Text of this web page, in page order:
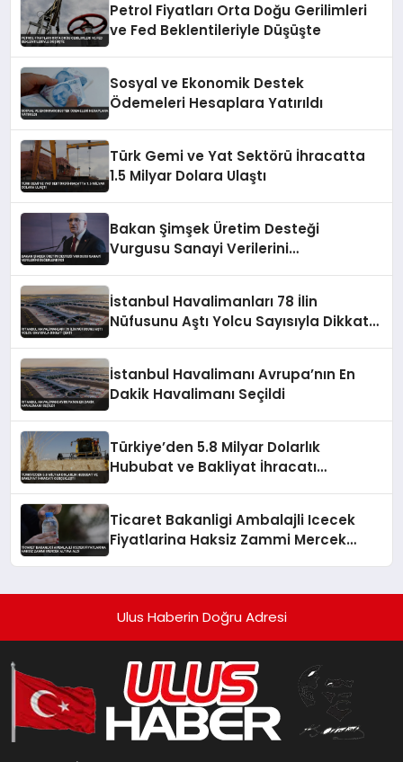
Petrol Fiyatları Orta Doğu Gerilimleri
ve Fed Beklentileriyle Düşüşte
Sosyal ve Ekonomik Destek
Ödemeleri Hesaplara Yatırıldı
Türk Gemi ve Yat Sektörü İhracatta
1.5 Milyar Dolara Ulaştı
Bakan Şimşek Üretim Desteği
Vurgusu Sanayi Verilerini
İstanbul Havalimanları 78 İlin
Nüfusunu Aştı Yolcu Sayısıyla Dikkat
İstanbul Havalimanı Avrupa’nın En
Dakik Havalimanı Seçildi
Türkiye’den 5.8 Milyar Dolarlık
Hububat ve Bakliyat İhracatı
Ticaret Bakanligi Ambalajli Icecek
Fiyatlarina Haksiz Zammi Mercek
Ulus Haberin Doğru Adresi